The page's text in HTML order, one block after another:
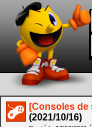
[Consoles de
(2021/10/16)